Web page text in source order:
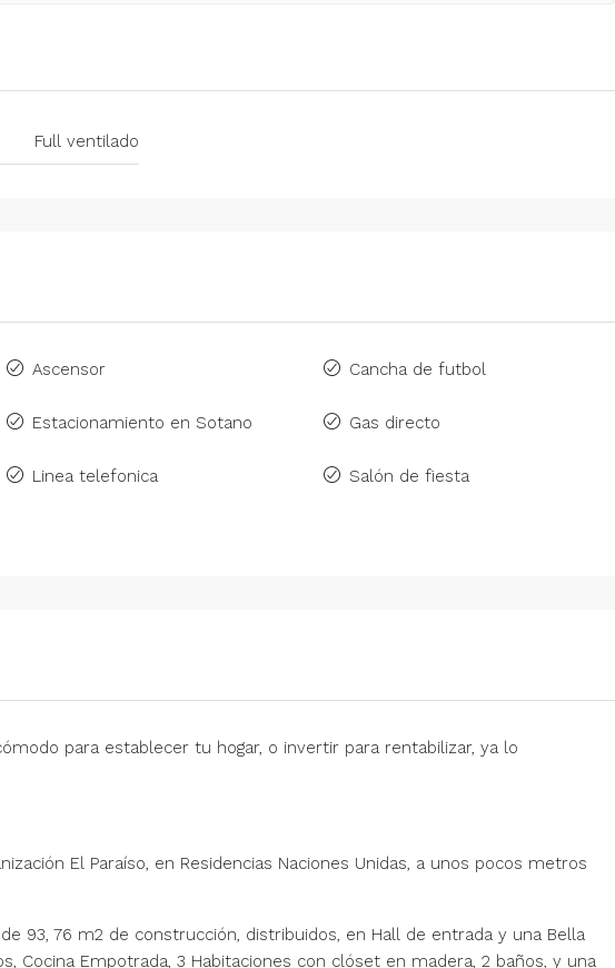
Full ventilado
Ascensor Cancha de futbol
Estacionamiento en Sotano Gas directo
Linea telefonica Salón de fiesta
para establecer tu hogar, o invertir para rentabilizar, ya lo
El Paraíso, en Residencias Naciones Unidas, a unos pocos metros
93, 76 m2 de construcción, distribuidos, en Hall de entrada y una Bella
Cocina Empotrada, 3 Habitaciones con clóset en madera, 2 baños, y una